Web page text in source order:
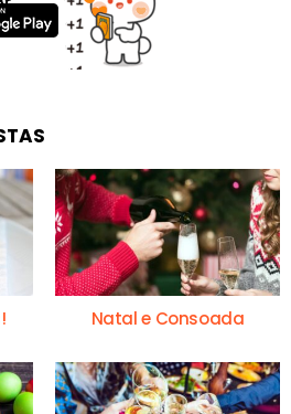
Natal e Consoada